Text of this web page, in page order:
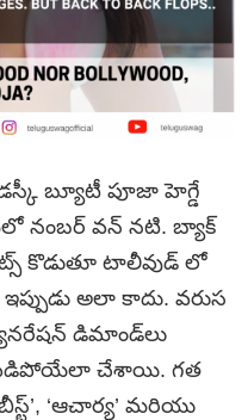
డస్కీ బ్యూటీ పూజా హెగ్డే
నంబర్ వన్ నటి. బ్యాక్
కొడుతూ టాలీవుడ్ లో
అలా కాదు. వరుస
డిమాండ్‌లు
పడిపోయేలా చేశాయి. గత
‘ఆచార్య’ మరియు